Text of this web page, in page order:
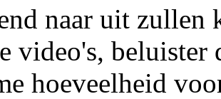
naar uit zullen
video's,
hoeveelheid